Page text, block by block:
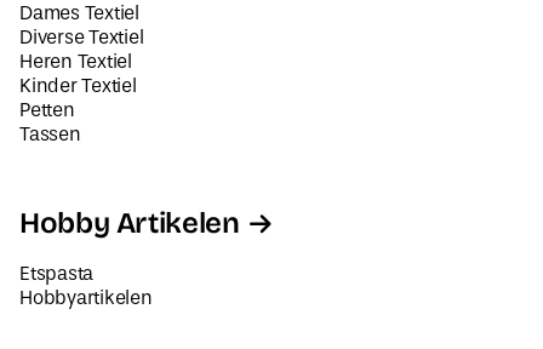
Dames Textiel
Diverse Textiel
Heren Textiel
Kinder Textiel
Petten
Tassen
Hobby Artikelen
Etspasta
Hobbyartikelen